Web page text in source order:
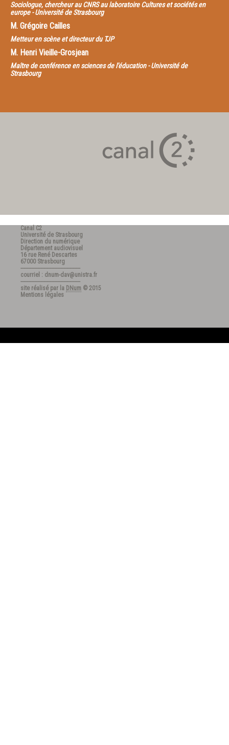
Sociologue, chercheur au CNRS au laboratoire Cultures et sociétés en
europe - Université de Strasbourg
M. Grégoire Cailles
Metteur en scène et directeur du TJP
M. Henri Vieille-Grosjean
Maître de conférence en sciences de l'éducation - Université de
Strasbourg
Canal C2
Université de Strasbourg
Direction du numérique
Département audiovisuel
16 rue René Descartes
67000 Strasbourg
---------------------------------------
courriel : dnum-dav@unistra.fr
---------------------------------------
site réalisé par la DNum © 2015
Mentions légales